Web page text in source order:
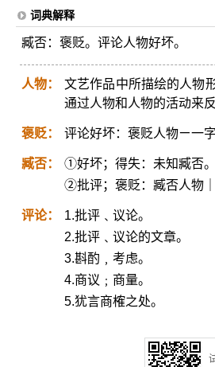
词典解释
臧否：褒贬。评论人物好坏。
人物：
文艺作品中所描绘的人物
通过人物和人物的活动来
褒贬： 评论好坏：褒贬人物ㄧ一
臧否：
①好坏；得失：未知臧否。
②批评；褒贬：臧否人物
评论：
1.批评﹑议论。
2.批评﹑议论的文章。
3.斟酌﹐考虑。
4.商议﹔商量。
5.犹言商榷之处。